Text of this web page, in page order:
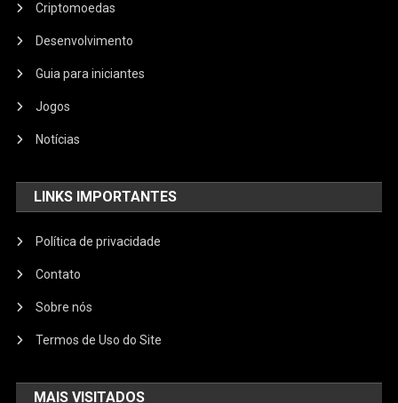
Criptomoedas
Desenvolvimento
Guia para iniciantes
Jogos
Notícias
LINKS IMPORTANTES
Política de privacidade
Contato
Sobre nós
Termos de Uso do Site
MAIS VISITADOS